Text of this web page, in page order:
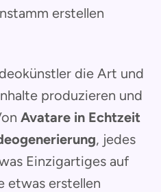
erstellen
die Art und
produzieren und
Avatare in Echtzeit
, jedes
Einzigartiges auf
etwas erstellen